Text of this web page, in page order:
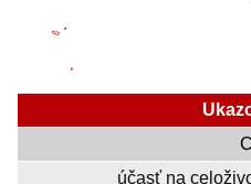
účasť na